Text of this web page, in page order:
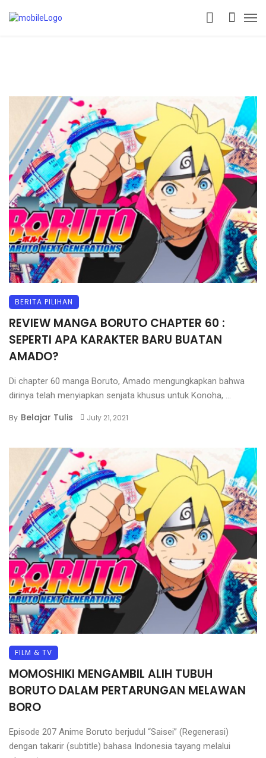
BERITA PILIHAN
REVIEW MANGA BORUTO CHAPTER 60 :
SEPERTI APA KARAKTER BARU BUATAN
AMADO?
Di chapter 60 manga Boruto, Amado mengungkapkan bahwa
dirinya telah menyiapkan senjata khusus untuk Konoha, ...
By Belajar Tulis July 21, 2021
FILM & TV
MOMOSHIKI MENGAMBIL ALIH TUBUH
BORUTO DALAM PERTARUNGAN MELAWAN
BORO
Episode 207 Anime Boruto berjudul “Saisei” (Regenerasi)
dengan takarir (subtitle) bahasa Indonesia tayang melalui